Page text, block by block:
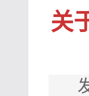
关